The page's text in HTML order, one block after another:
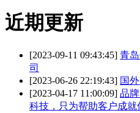
近期更新
[2023-09-11 09:43:45] 青
司
[2023-06-26 22:19:43] 国
[2023-04-17 11:00:09] 品
科技，只为帮助客户成就